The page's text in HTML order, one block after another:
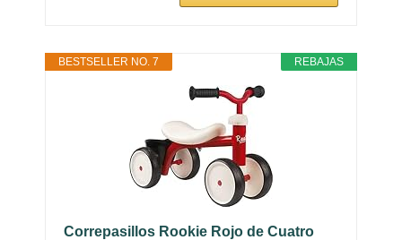
REBAJAS
BESTSELLER NO. 7
Correpasillos Rookie Rojo de Cuatro